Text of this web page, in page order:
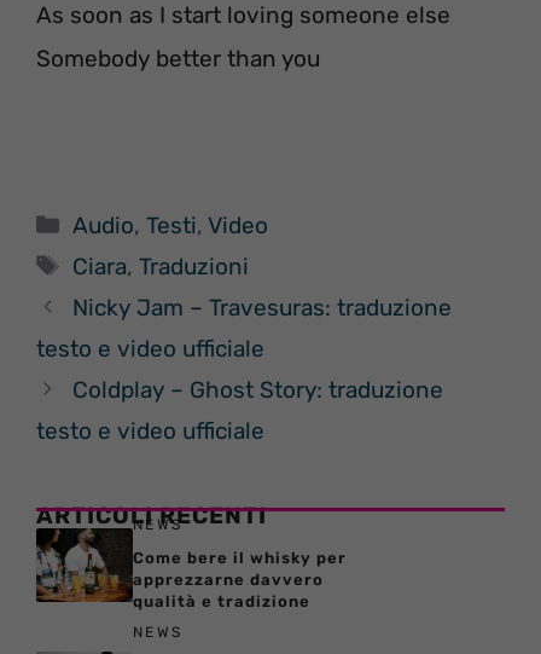
As soon as I start loving someone else
Somebody better than you
Categorie
Audio,Testi,Video
Tag
Ciara,Traduzioni
Nicky Jam – Travesuras: traduzione
testo e video ufficiale
Coldplay – Ghost Story: traduzione
testo e video ufficiale
ARTICOLI RECENTI
NEWS
Come bere il whisky per
apprezzarne davvero
qualità e tradizione
NEWS